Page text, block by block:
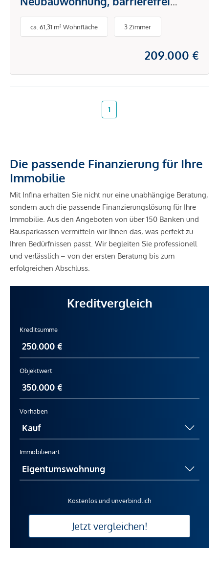
zugängig im beliebten Stadtteil
Judendorf
ca. 61,31 m² Wohnfläche 3 Zimmer
209.000 €
1
Die passende Finanzierung für Ihre
Immobilie
Mit Infina erhalten Sie nicht nur eine unabhängige Beratung,
sondern auch die passende Finanzierungslösung für Ihre
Immobilie. Aus den Angeboten von über 150 Banken und
Bausparkassen vermitteln wir Ihnen das, was perfekt zu
Ihren Bedürfnissen passt. Wir begleiten Sie professionell
und verlässlich – von der ersten Beratung bis zum
erfolgreichen Abschluss.
Kreditvergleich
Kreditsumme
Objektwert
Vorhaben
Immobilienart
Kostenlos und unverbindlich
Jetzt vergleichen!